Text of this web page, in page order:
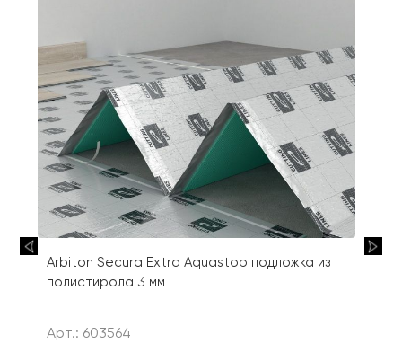
Arbiton Secura Extra Aquastop подложка из
полистирола 3 мм
Арт.: 603564